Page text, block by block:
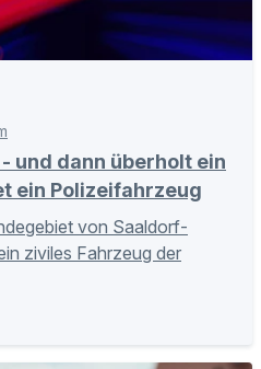
und dann überholt ein
ein Polizeifahrzeug
von Saaldorf-
ziviles Fahrzeug der